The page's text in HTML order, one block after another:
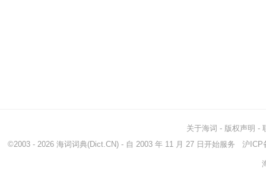
关于海词 - 版权声明 -
©2003 - 2026 海词词典(Dict.CN) - 自 2003 年 11 月 27 日开始服务 沪ICP